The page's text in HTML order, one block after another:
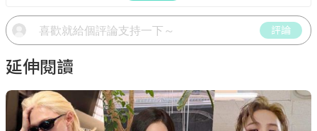
評論
延伸閱讀